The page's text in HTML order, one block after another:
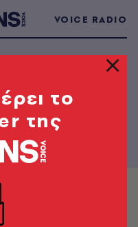
VOICE RADIO
το
της